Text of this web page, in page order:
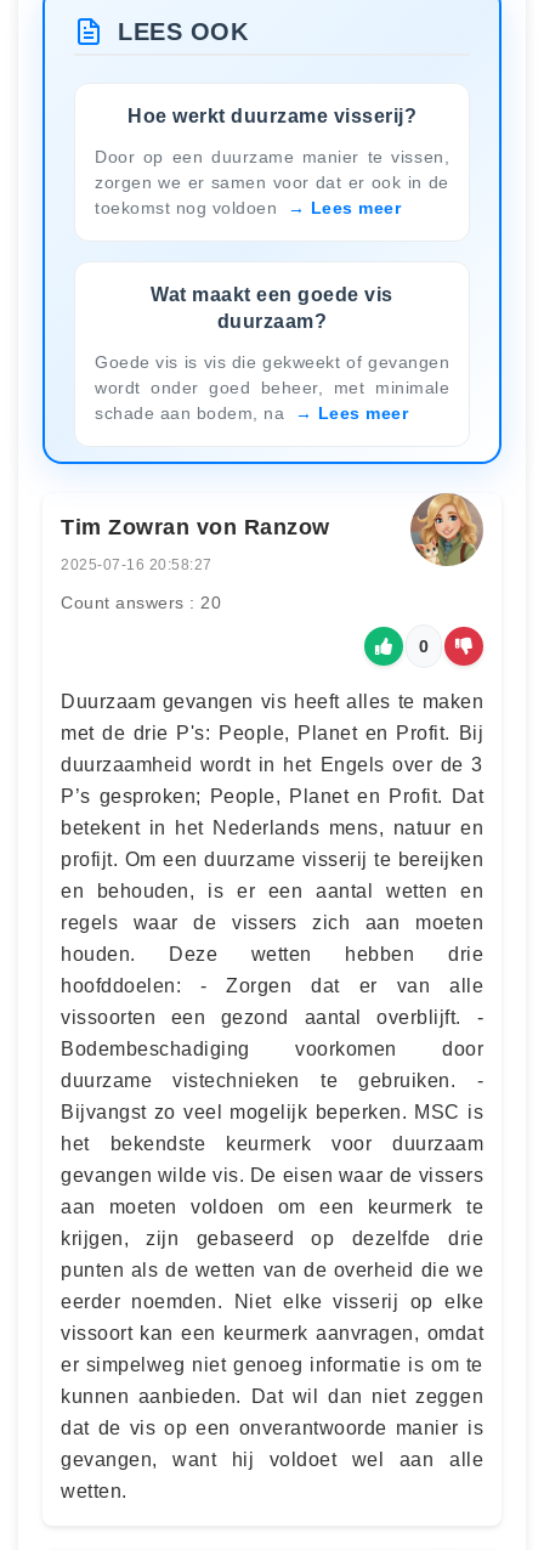
LEES OOK
Hoe werkt duurzame visserij?
Door op een duurzame manier te vissen,
zorgen we er samen voor dat er ook in de
toekomst nog voldoen
Lees meer
Wat maakt een goede vis
duurzaam?
Goede vis is vis die gekweekt of gevangen
wordt onder goed beheer, met minimale
schade aan bodem, na
Lees meer
Tim Zowran von Ranzow
2025-07-16 20:58:27
Count answers : 20
0
Duurzaam gevangen vis heeft alles te maken
met de drie P's: People, Planet en Profit. Bij
duurzaamheid wordt in het Engels over de 3
P’s gesproken; People, Planet en Profit. Dat
betekent in het Nederlands mens, natuur en
profijt. Om een duurzame visserij te bereijken
en behouden, is er een aantal wetten en
regels waar de vissers zich aan moeten
houden. Deze wetten hebben drie
hoofddoelen: - Zorgen dat er van alle
vissoorten een gezond aantal overblijft. -
Bodembeschadiging voorkomen door
duurzame vistechnieken te gebruiken. -
Bijvangst zo veel mogelijk beperken. MSC is
het bekendste keurmerk voor duurzaam
gevangen wilde vis. De eisen waar de vissers
aan moeten voldoen om een keurmerk te
krijgen, zijn gebaseerd op dezelfde drie
punten als de wetten van de overheid die we
eerder noemden. Niet elke visserij op elke
vissoort kan een keurmerk aanvragen, omdat
er simpelweg niet genoeg informatie is om te
kunnen aanbieden. Dat wil dan niet zeggen
dat de vis op een onverantwoorde manier is
gevangen, want hij voldoet wel aan alle
wetten.